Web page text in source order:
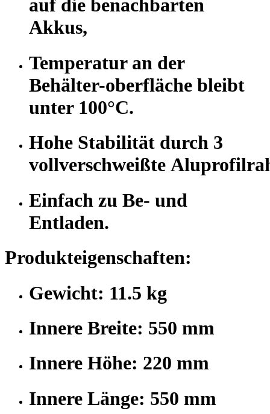
auf die benachbarten
Akkus,
Temperatur an der
Behälter-oberfläche bleibt
unter 100°C.
Hohe Stabilität durch 3
vollverschweißte
Einfach zu Be- und
Entladen.
Produkteigenschaften:
Gewicht: 11.5 kg
Innere Breite: 550 mm
Innere Höhe: 220 mm
Innere Länge: 550 mm